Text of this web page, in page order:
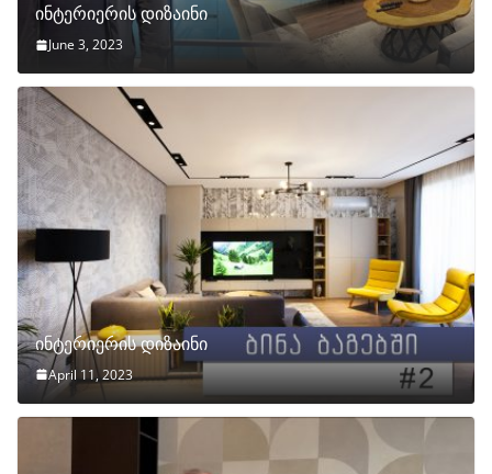
ინტერიერის დიზაინი
June 3, 2023
ინტერიერის დიზაინი
April 11, 2023